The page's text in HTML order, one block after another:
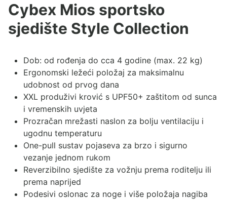
Cybex Mios sportsko
sjedište Style Collection
Dob: od rođenja do cca 4 godine (max. 22 kg)
Ergonomski ležeći položaj za maksimalnu
udobnost od prvog dana
XXL produživi krović s UPF50+ zaštitom od sunca
i vremenskih uvjeta
Prozračan mrežasti naslon za bolju ventilaciju i
ugodnu temperaturu
One-pull sustav pojaseva za brzo i sigurno
vezanje jednom rukom
Reverzibilno sjedište za vožnju prema roditelju ili
prema naprijed
Podesivi oslonac za noge i više položaja nagiba